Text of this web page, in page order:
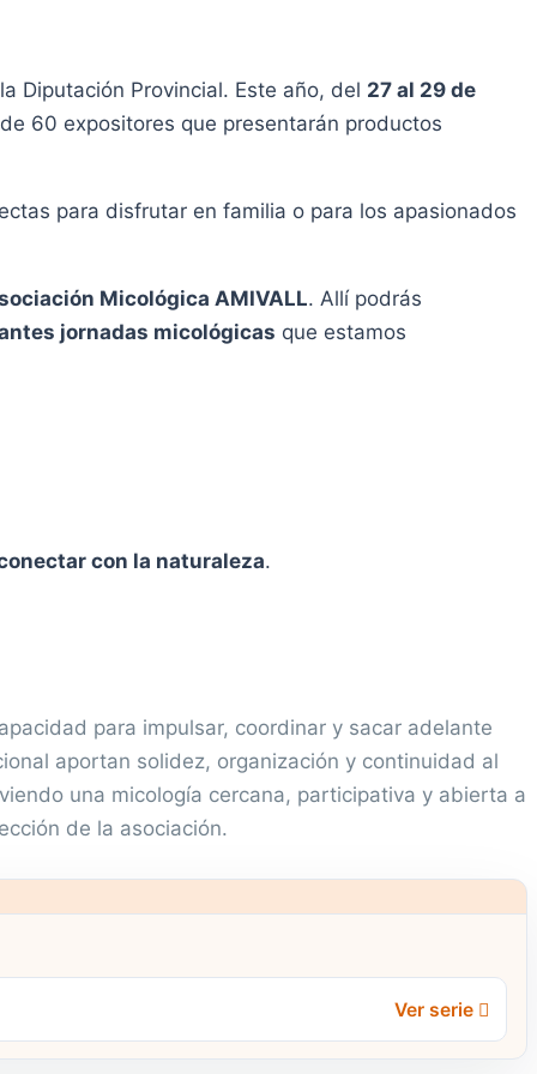
Diputación Provincial. Este año, del 27 al 29 de
60 expositores que presentarán productos
para disfrutar en familia o para los apasionados
Micológica AMIVALL. Allí podrás
jornadas micológicas que estamos
con la naturaleza.
para impulsar, coordinar y sacar adelante
aportan solidez, organización y continuidad al
una micología cercana, participativa y abierta a
de la asociación.
Ver serie